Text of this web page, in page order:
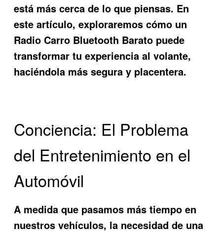
está más cerca de lo que piensas. En
este artículo, exploraremos cómo un
Radio Carro Bluetooth Barato puede
transformar tu experiencia al volante,
haciéndola más segura y placentera.
Conciencia: El Problema
del Entretenimiento en el
Automóvil
A medida que pasamos más tiempo en
nuestros vehículos, la necesidad de una